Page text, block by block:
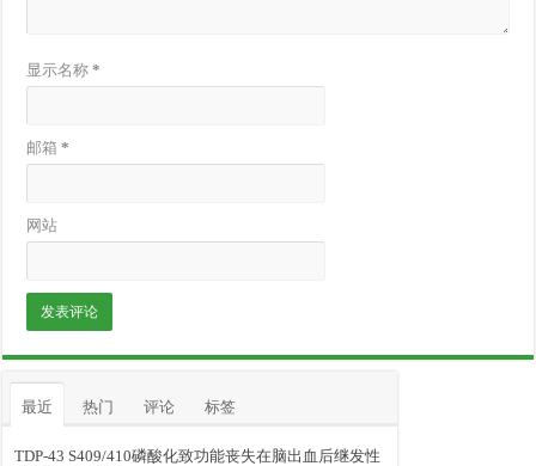
显示名称*
邮箱*
网站
最近 热门 评论 标签
TDP-43 S409/410磷酸化致功能丧失在脑出血后继发性